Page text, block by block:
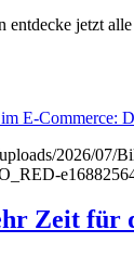
entdecke jetzt
E-Commerce:
2026/07/
Zeit für